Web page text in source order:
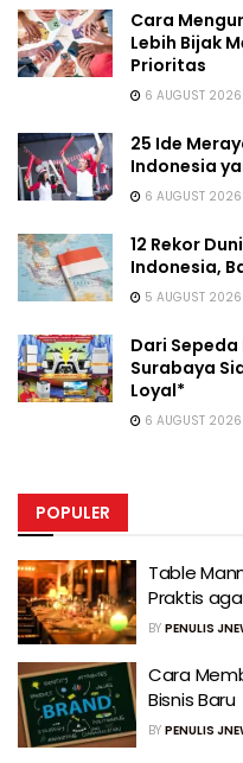
Cara
Lebih Bijak
Prioritas
6 AUGUST 2026
25 Ide
Indonesia
6 AUGUST 2026
12 Rekor
Indonesia,
5 AUGUST 2026
Dari Sepeda
Surabaya
Loyal*
6 AUGUST 2026
POPULER
Table
Praktis
BY PENULIS
Cara
Bisnis Baru
BY PENULIS